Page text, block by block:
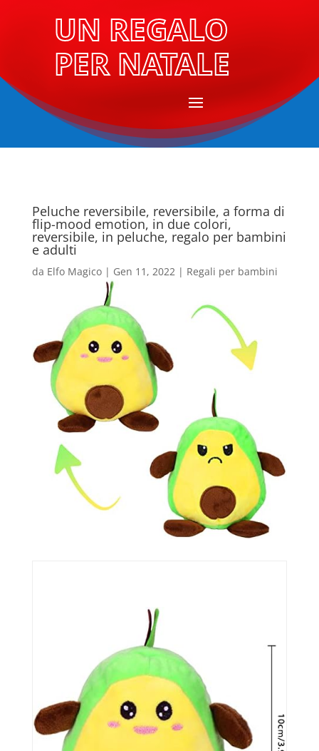
UN REGALO
PER NATALE
Peluche reversibile, reversibile, a forma di
flip-mood emotion, in due colori,
reversibile, in peluche, regalo per bambini
e adulti
da Elfo Magico| Gen 11, 2022| Regali per bambini